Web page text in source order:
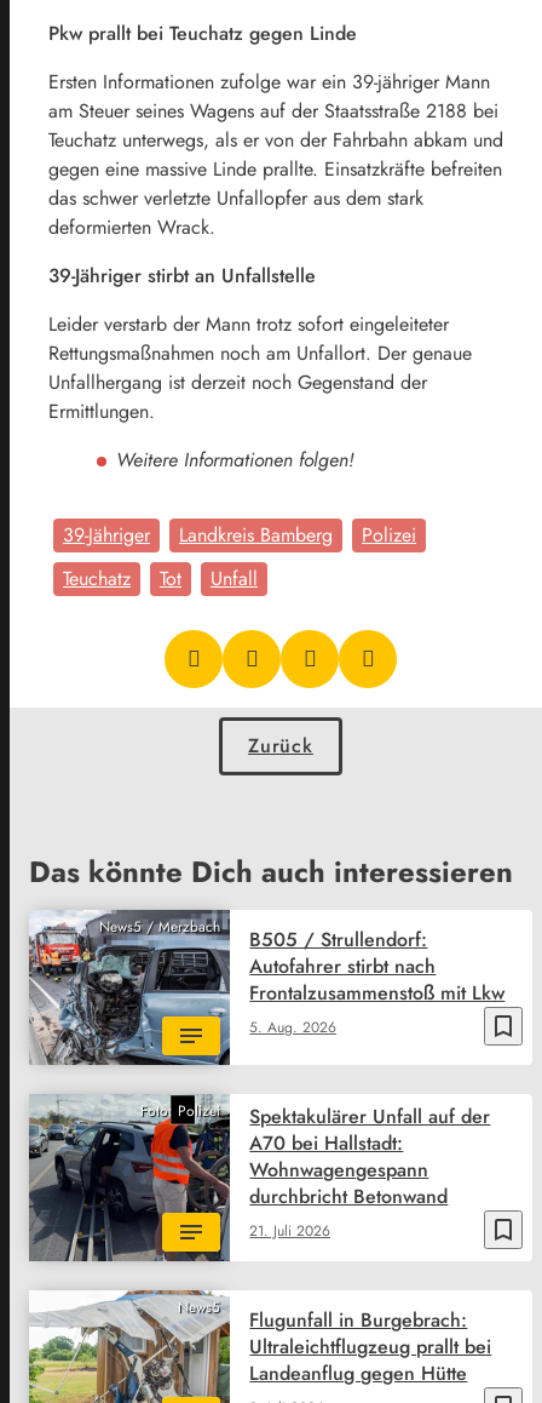
Pkw prallt bei Teuchatz gegen Linde
Ersten Informationen zufolge war ein 39-jähriger Mann
am Steuer seines Wagens auf der Staatsstraße 2188 bei
Teuchatz unterwegs, als er von der Fahrbahn abkam und
gegen eine massive Linde prallte. Einsatzkräfte befreiten
das schwer verletzte Unfallopfer aus dem stark
deformierten Wrack.
39-Jähriger stirbt an Unfallstelle
Leider verstarb der Mann trotz sofort eingeleiteter
Rettungsmaßnahmen noch am Unfallort. Der genaue
Unfallhergang ist derzeit noch Gegenstand der
Ermittlungen.
Weitere Informationen folgen!
39-Jähriger Landkreis Bamberg
Polizei
Teuchatz
Tot Unfall
Zurück
Das könnte Dich auch interessieren
News5 / Merzbach
bookmark_border
5. Aug. 2026
B505 / Strullendorf:
Autofahrer stirbt nach
Frontalzusammenstoß mit Lkw
Foto: Polizei
bookmark_border
21. Juli 2026
Spektakulärer Unfall auf der
A70 bei Hallstadt:
Wohnwagengespann
durchbricht Betonwand
News5
Flugunfall in Burgebrach:
Ultraleichtflugzeug prallt bei
Landeanflug gegen Hütte